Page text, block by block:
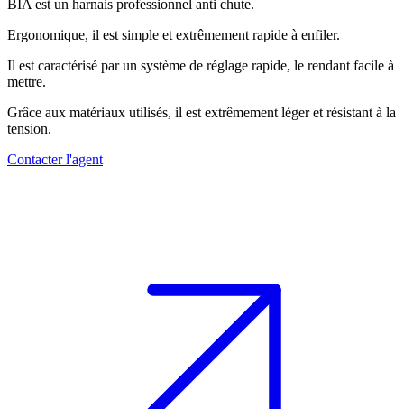
BIA est un harnais professionnel anti chute.
Ergonomique, il est simple et extrêmement rapide à enfiler.
Il est caractérisé par un système de réglage rapide, le rendant facile à
mettre.
Grâce aux matériaux utilisés, il est extrêmement léger et résistant à la
tension.
Contacter l'agent